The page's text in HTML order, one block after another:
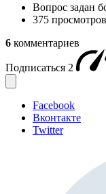
Вопрос задан
375 просмотров
6 комментариев
Подписаться 2
Facebook
Вконтакте
Twitter